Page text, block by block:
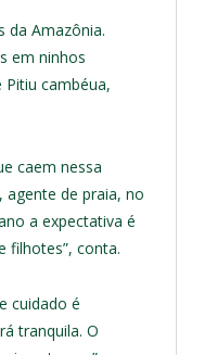
da Amazônia.
em ninhos
cambéua,
caem nessa
agente de praia, no
a expectativa é
filhotes”, conta.
cuidado é
tranquila. O